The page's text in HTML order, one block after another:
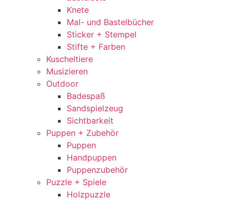
Knete
Mal- und Bastelbücher
Sticker + Stempel
Stifte + Farben
Kuscheltiere
Musizieren
Outdoor
Badespaß
Sandspielzeug
Sichtbarkeit
Puppen + Zubehör
Puppen
Handpuppen
Puppenzubehör
Puzzle + Spiele
Holzpuzzle